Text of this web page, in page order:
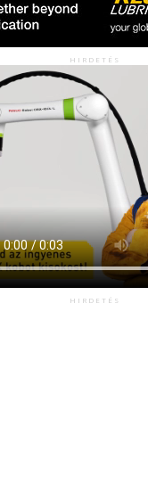
HIRDETÉS
HIRDETÉS